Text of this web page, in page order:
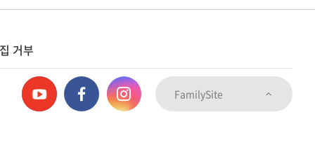
거부
FamilySite